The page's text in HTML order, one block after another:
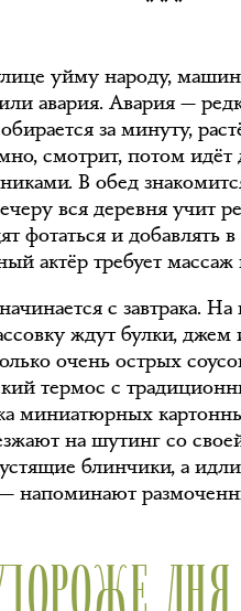
***
уйму народу, машин
авария. Авария —
за минуту,
смотрит, потом идёт
В обед
вся деревня учит
фотаться и добавлять
актёр требует
с завтрака.
ждут булки, джем
очень острых
термос с
миниатюрных
на шутинг со
блинчики, а
напоминают